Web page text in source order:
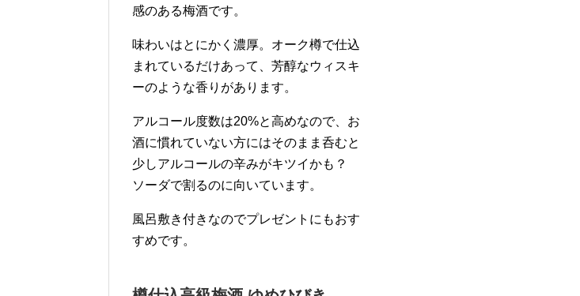
感のある梅酒です。
味わいはとにかく濃厚。オーク樽で仕込
まれているだけあって、芳醇なウィスキ
ーのような香りがあります。
アルコール度数は20%と高めなので、お
酒に慣れていない方にはそのまま呑むと
少しアルコールの辛みがキツイかも？
ソーダで割るのに向いています。
風呂敷き付きなのでプレゼントにもおす
すめです。